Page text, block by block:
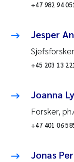
+47 982 94
Jesper
Sjefsforsker
+45 203 13
Joanna
Forsker,
+47 401 06
Jonas